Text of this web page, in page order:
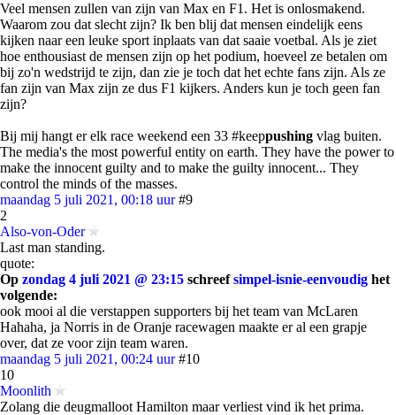
Veel mensen zullen van zijn van Max en F1. Het is onlosmakend.
Waarom zou dat slecht zijn? Ik ben blij dat mensen eindelijk eens
kijken naar een leuke sport inplaats van dat saaie voetbal. Als je ziet
hoe enthousiast de mensen zijn op het podium, hoeveel ze betalen om
bij zo'n wedstrijd te zijn, dan zie je toch dat het echte fans zijn. Als ze
fan zijn van Max zijn ze dus F1 kijkers. Anders kun je toch geen fan
zijn?
Bij mij hangt er elk race weekend een 33 #keeppushing vlag buiten.
The media's the most powerful entity on earth. They have the power to
make the innocent guilty and to make the guilty innocent... They
control the minds of the masses.
maandag 5 juli 2021, 00:18 uur #9
2
Also-von-Oder
Last man standing.
quote:
Op zondag 4 juli 2021 @ 23:15 schreefsimpel-isnie-eenvoudig het
volgende:
ook mooi al die verstappen supporters bij het team van McLaren
Hahaha, ja Norris in de Oranje racewagen maakte er al een grapje
over, dat ze voor zijn team waren.
maandag 5 juli 2021, 00:24 uur #10
10
Moonlith
Zolang die deugmalloot Hamilton maar verliest vind ik het prima.